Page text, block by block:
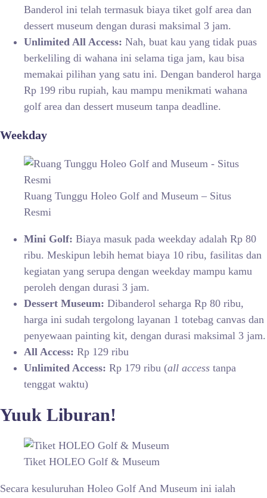
Banderol ini telah termasuk biaya tiket golf area dan
dessert museum dengan durasi maksimal 3 jam.
Unlimited All Access: Nah, buat kau yang tidak puas
berkeliling di wahana ini selama tiga jam, kau bisa
memakai pilihan yang satu ini. Dengan banderol harga
Rp 199 ribu rupiah, kau mampu menikmati wahana
golf area dan dessert museum tanpa deadline.
Weekday
Ruang Tunggu Holeo Golf and Museum – Situs
Resmi
Mini Golf: Biaya masuk pada weekday adalah Rp 80
ribu. Meskipun lebih hemat biaya 10 ribu, fasilitas dan
kegiatan yang serupa dengan weekday mampu kamu
peroleh dengan durasi 3 jam.
Dessert Museum: Dibanderol seharga Rp 80 ribu,
harga ini sudah tergolong layanan 1 totebag canvas dan
penyewaan painting kit, dengan durasi maksimal 3 jam.
All Access: Rp 129 ribu
Unlimited Access: Rp 179 ribu (all access tanpa
tenggat waktu)
Yuuk Liburan!
Tiket HOLEO Golf & Museum
Secara kesuluruhan Holeo Golf And Museum ini ialah